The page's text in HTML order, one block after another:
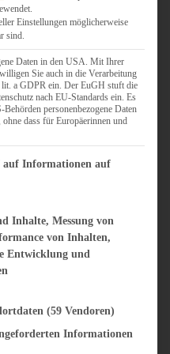
Zitrone)
Einstellungen möglicherweise
sind.
Daten in den USA. Mit Ihrer
Sie auch in die Verarbeitung
a GDPR ein. Der EuGH stuft die
nach EU-Standards ein. Es
personenbezogene Daten
dass für Europäerinnen und
des IAB Transparency and Consent
auf Informationen auf
Inhalte, Messung von
von Inhalten,
Entwicklung und
(59 Vendoren)
Informationen